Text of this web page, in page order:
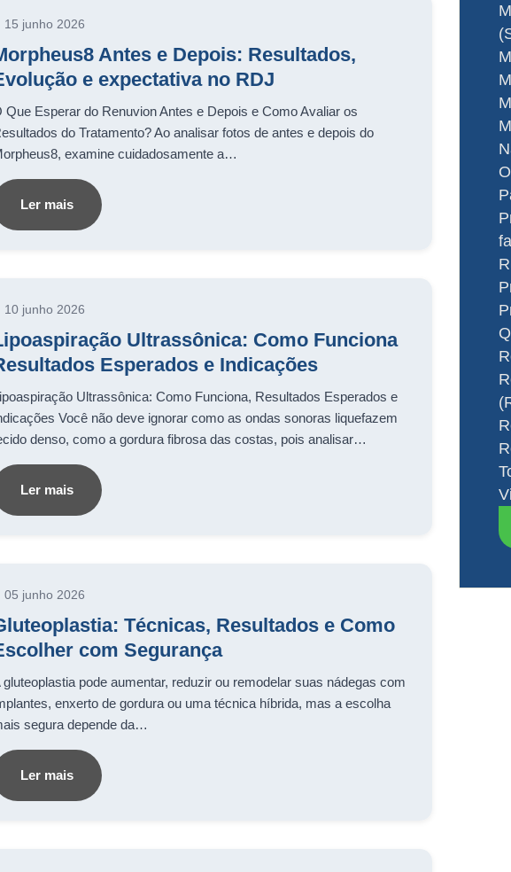
15 junho 2026
Antes e Depois: Resultados,
e expectativa no RDJ
Que Esperar do Renuvion Antes e Depois e Como Avaliar os
do Tratamento? Ao analisar fotos de antes e depois do
examine cuidadosamente a…
Ler mais
10 junho 2026
Ultrassônica: Como Funciona
Esperados e Indicações
Ultrassônica: Como Funciona, Resultados Esperados e
Você não deve ignorar como as ondas sonoras liquefazem
denso, como a gordura fibrosa das costas, pois analisar…
Ler mais
05 junho 2026
Técnicas, Resultados e Como
com Segurança
gluteoplastia pode aumentar, reduzir ou remodelar suas nádegas com
enxerto de gordura ou uma técnica híbrida, mas a escolha
segura depende da…
Ler mais